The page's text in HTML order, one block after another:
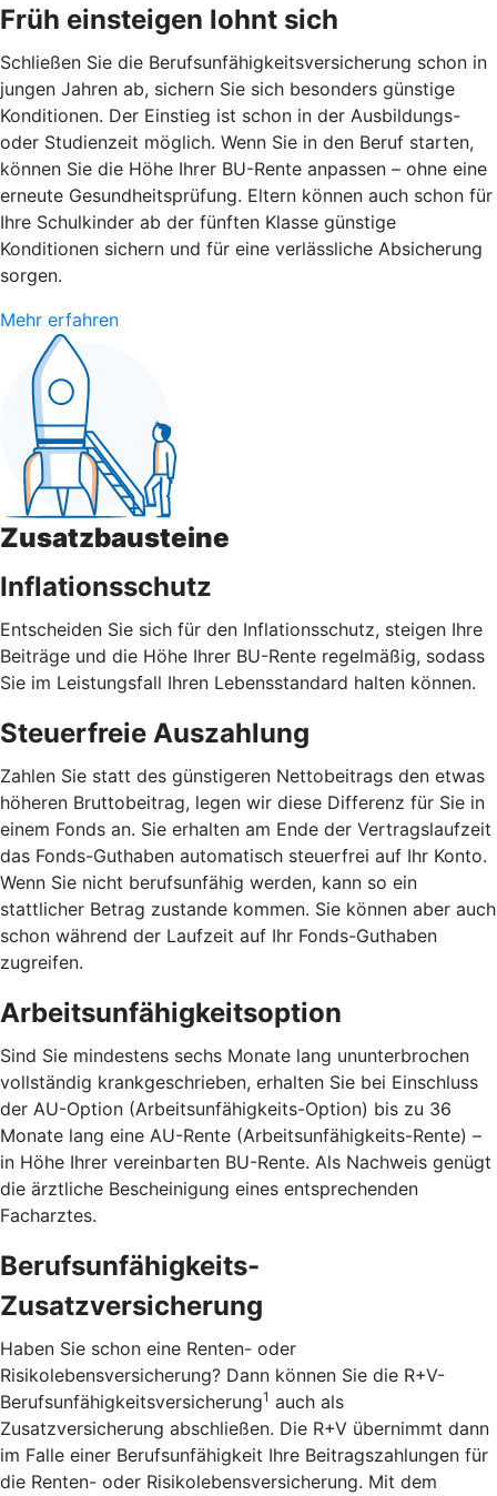
Früh einsteigen lohnt sich
Schließen Sie die Berufsunfähigkeitsversicherung schon in
jungen Jahren ab, sichern Sie sich besonders günstige
Konditionen. Der Einstieg ist schon in der Ausbildungs-
oder Studienzeit möglich. Wenn Sie in den Beruf starten,
können Sie die Höhe Ihrer BU-Rente anpassen – ohne eine
erneute Gesundheitsprüfung. Eltern können auch schon für
Ihre Schulkinder ab der fünften Klasse günstige
Konditionen sichern und für eine verlässliche Absicherung
sorgen.
Mehr erfahren
Zusatzbausteine
Inflationsschutz
Entscheiden Sie sich für den Inflationsschutz, steigen Ihre
Beiträge und die Höhe Ihrer BU-Rente regelmäßig, sodass
Sie im Leistungsfall Ihren Lebensstandard halten können.
Steuerfreie Auszahlung
Zahlen Sie statt des günstigeren Nettobeitrags den etwas
höheren Bruttobeitrag, legen wir diese Differenz für Sie in
einem Fonds an. Sie erhalten am Ende der Vertragslaufzeit
das Fonds-Guthaben automatisch steuerfrei auf Ihr Konto.
Wenn Sie nicht berufsunfähig werden, kann so ein
stattlicher Betrag zustande kommen. Sie können aber auch
schon während der Laufzeit auf Ihr Fonds-Guthaben
zugreifen.
Arbeitsunfähigkeitsoption
Sind Sie mindestens sechs Monate lang ununterbrochen
vollständig krankgeschrieben, erhalten Sie bei Einschluss
der AU-Option (Arbeitsunfähigkeits-Option) bis zu 36
Monate lang eine AU-Rente (Arbeitsunfähigkeits-Rente) –
in Höhe Ihrer vereinbarten BU-Rente. Als Nachweis genügt
die ärztliche Bescheinigung eines entsprechenden
Facharztes.
Berufsunfähigkeits-
Zusatzversicherung
Haben Sie schon eine Renten- oder
Risikolebensversicherung? Dann können Sie die R+V-
Berufsunfähigkeitsversicherung1 auch als
Zusatzversicherung abschließen. Die R+V übernimmt dann
im Falle einer Berufsunfähigkeit Ihre Beitragszahlungen für
die Renten- oder Risikolebensversicherung. Mit dem